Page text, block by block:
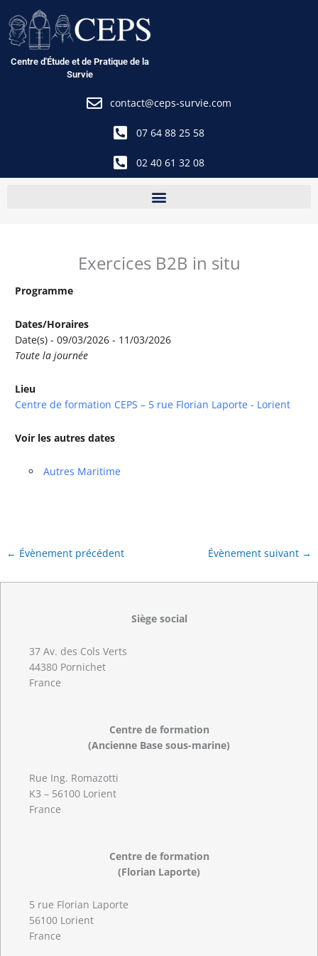
au
contenu
Centre d'Étude et de Pratique de la
Survie
contact@ceps-survie.com
07 64 88 25 58
02 40 61 32 08
Exercices B2B in situ
Programme
Dates/Horaires
Date(s) - 09/03/2026 - 11/03/2026
Toute la journée
Lieu
Centre de formation CEPS – 5 rue Florian Laporte - Lorient
Voir les autres dates
Autres Maritime
← Évènement précédent Évènement suivant →
Siège social
37 Av. des Cols Verts
44380 Pornichet
France
Centre de formation
(Ancienne Base sous-marine)
Rue Ing. Romazotti
K3 – 56100 Lorient
France
Centre de formation
(Florian Laporte)
5 rue Florian Laporte
56100 Lorient
France